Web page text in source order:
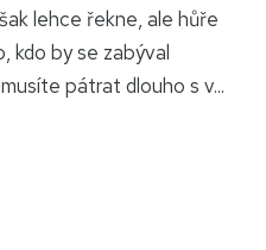
lehce řekne, ale hůře
kdo by se zabýval
pátrat dlouho s v...